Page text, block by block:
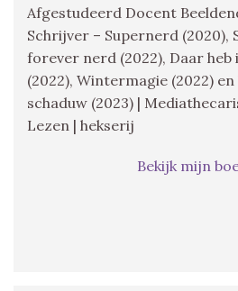
Afgestudeerd Docent
Schrijver – Supernerd (2020),
forever nerd (2022), Daar
(2022), Wintermagie (2022)
schaduw (2023) |
Lezen | hekserij
Bekijk mijn